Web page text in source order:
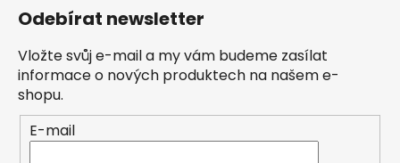
Odebírat newsletter
Vložte svůj e-mail a my vám budeme zasílat
informace o nových produktech na našem e-
shopu.
E-mail